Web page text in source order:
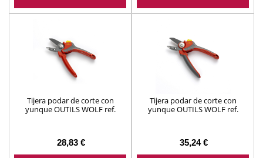
Tijera podar de corte con
yunque OUTILS WOLF ref.
28,83 €
Tijera podar de corte con
yunque OUTILS WOLF ref.
35,24 €